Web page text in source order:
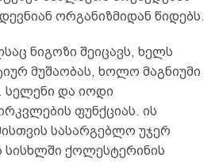
ორგანიზმიდან წიდებს.
ნიგოზი შეიცავს, ხელს
მუშაობას, ხოლო მაგნიუმი
სელენი და იოდი
ფუნქციას. ის
სასარგებლო უჯერ
სისხლში ქოლესტერინის